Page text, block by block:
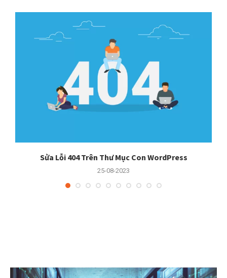
Sửa Lỗi 404 Trên Thư Mục Con WordPress
25-08-2023